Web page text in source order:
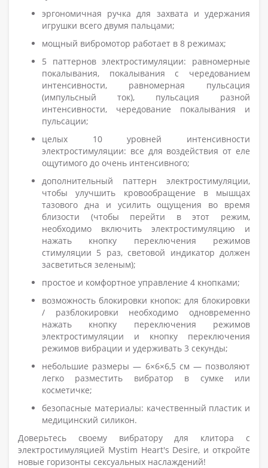
эргономичная ручка для захвата и удержания
игрушки всего двумя пальцами;
мощный вибромотор работает в 8 режимах;
5 паттернов электростимуляции: равномерные
покалывания, покалывания с чередованием
интенсивности, равномерная пульсация
(импульсный ток), пульсация разной
интенсивности, чередование покалывания и
пульсации;
целых 10 уровней интенсивности
электростимуляции: все для воздействия от еле
ощутимого до очень интенсивного;
дополнительный паттерн электростимуляции,
чтобы улучшить кровообращение в мышцах
тазового дна и усилить ощущения во время
близости (чтобы перейти в этот режим,
необходимо включить электростимуляцию и
нажать кнопку переключения режимов
стимуляции 5 раз, световой индикатор должен
засветиться зеленым);
простое и комфортное управление 4 кнопками;
возможность блокировки кнопок: для блокировки
/ разблокировки необходимо одновременно
нажать кнопку переключения режимов
электростимуляции и кнопку переключения
режимов вибрации и удерживать 3 секунды;
небольшие размеры — 6×6×6,5 см — позволяют
легко разместить вибратор в сумке или
косметичке;
безопасные материалы: качественный пластик и
медицинский силикон.
Доверьтесь своему вибратору для клитора с
электростимуляцией Mystim Heart's Desire, и откройте
новые горизонты сексуальных наслаждений!